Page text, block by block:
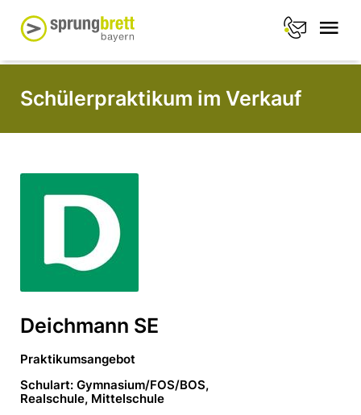
Schülerpraktikum im Verkauf
Deichmann SE
Praktikumsangebot
Schulart: Gymnasium/FOS/BOS,
Realschule, Mittelschule